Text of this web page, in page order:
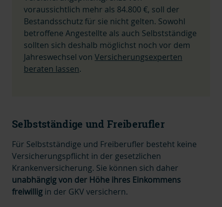
voraussichtlich mehr als 84.800 €, soll der
Bestandsschutz für sie nicht gelten. Sowohl
betroffene Angestellte als auch Selbstständige
sollten sich deshalb möglichst noch vor dem
Jahreswechsel von Versicherungsexperten
beraten lassen.
Selbstständige und Freiberufler
Für Selbstständige und Freiberufler besteht keine
Versicherungspflicht in der gesetzlichen
Krankenversicherung. Sie können sich daher
unabhängig von der Höhe ihres Einkommens
freiwillig in der GKV versichern.